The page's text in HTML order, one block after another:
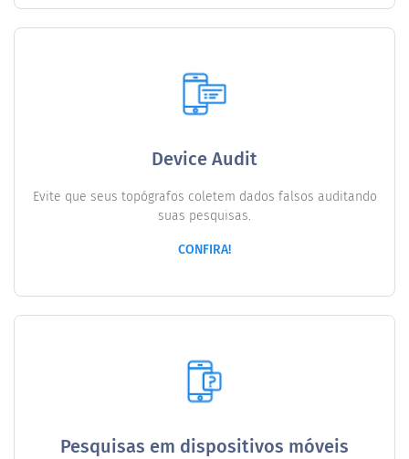
Device Audit
Evite que seus topógrafos coletem dados falsos auditando
suas pesquisas.
CONFIRA!
Pesquisas em dispositivos móveis